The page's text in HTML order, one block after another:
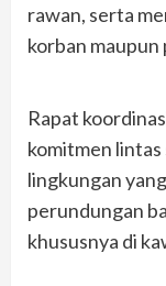
rawan, serta
korban
Rapat
komitmen
lingkungan
perundungan
khususnya di